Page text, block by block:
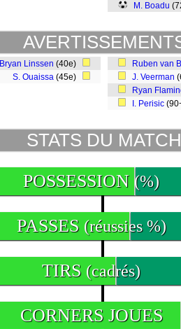
M. Boadu
Bryan Linssen (40e)
S. Ouaissa (45e)
Ruben van
J. Veerman
Ryan
I. Perisic
STATS DU MATCH
POSSESSION (%)
PASSES (réussies %)
TIRS (cadrés)
CORNERS JOUES